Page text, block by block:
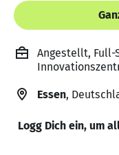
Angestellt, Full-
Essen,
Logg Dich ein, um